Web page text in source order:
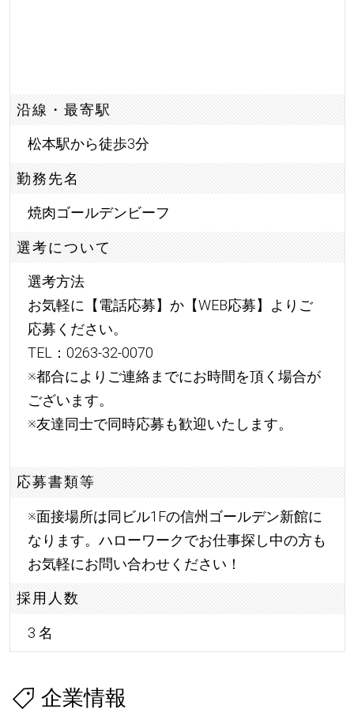
沿線・最寄駅
松本駅から徒歩3分
勤務先名
焼肉ゴールデンビーフ
選考について
選考方法
お気軽に【電話応募】か【WEB応募】よりご
応募ください。
TEL：0263-32-0070
※都合によりご連絡までにお時間を頂く場合が
ございます。
※友達同士で同時応募も歓迎いたします。
応募書類等
※面接場所は同ビル1Fの信州ゴールデン新館に
なります。ハローワークでお仕事探し中の方も
お気軽にお問い合わせください！
採用人数
3 名
企業情報